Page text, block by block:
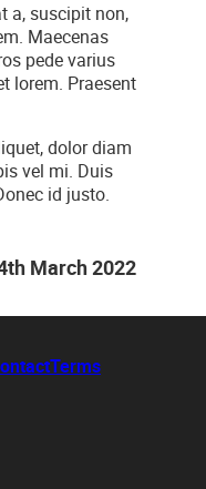
a, suscipit non,
Maecenas
pede varius
lorem. Praesent
dolor diam
vel mi. Duis
id justo.
March 2022
Terms